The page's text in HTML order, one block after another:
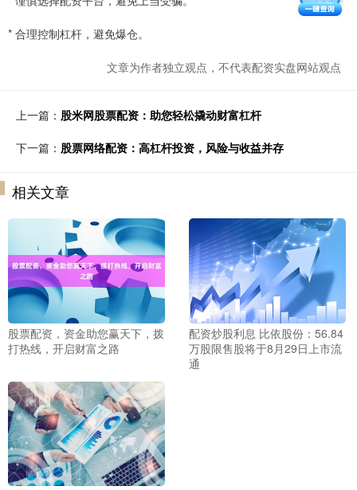
* 合理控制杠杆，避免爆仓。
文章为作者独立观点，不代表配资实盘网站观点
上一篇： 股米网股票配资：助您轻松撬动财富杠杆
下一篇： 股票网络配资：高杠杆投资，风险与收益并存
相关文章
股票配资，资金助您赢天下，拨
打热线，开启财富之路
配资炒股利息 比依股份：56.84
万股限售股将于8月29日上市流
通